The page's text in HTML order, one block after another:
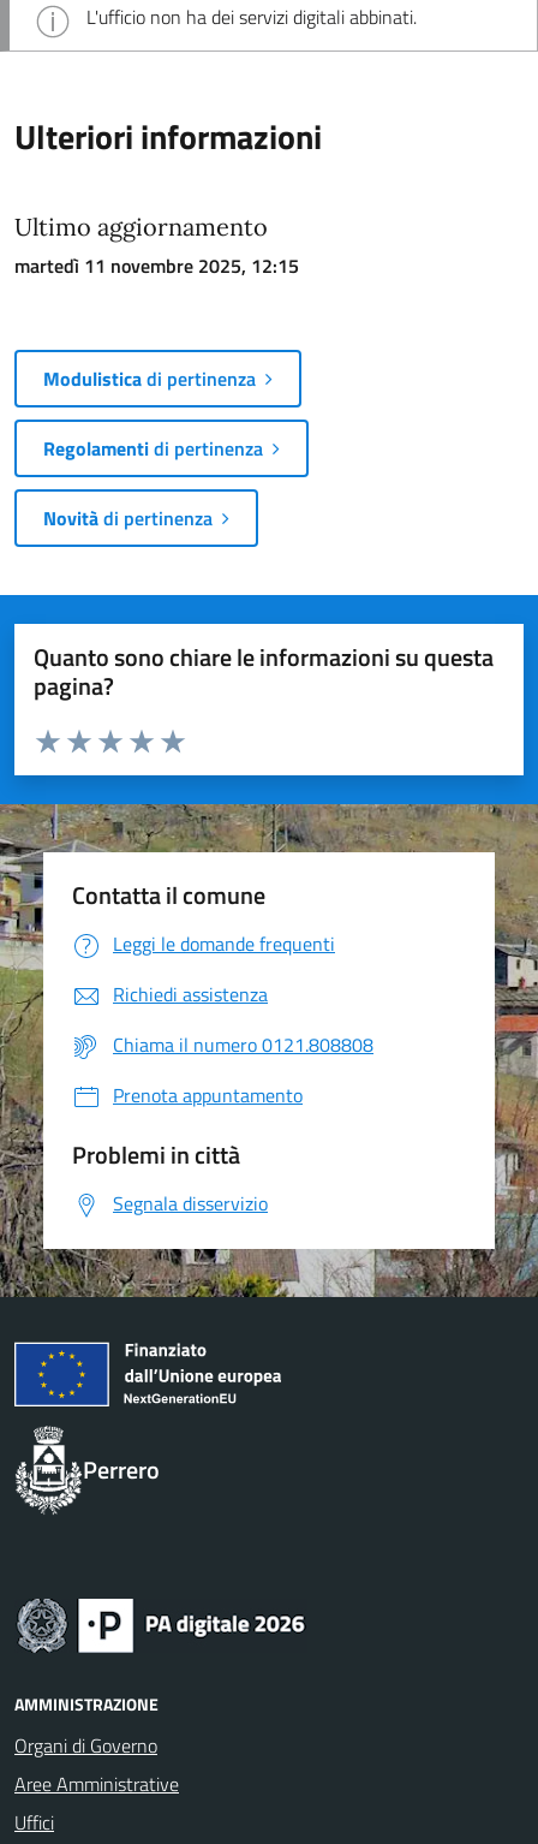
L'ufficio non ha dei servizi digitali abbinati.
Ulteriori informazioni
Ultimo aggiornamento
martedì 11 novembre 2025, 12:15
Modulisticadi pertinenza
Regolamentidi pertinenza
Novitàdi pertinenza
Quanto sono chiare le informazioni su questa
pagina?
Valuta da 1 a 5 stelle la pagina
Valuta 5 stelle su 5
Valuta 4 stelle su 5
Valuta 3 stelle su 5
Valuta 2 stelle su 5
Valuta 1 stelle su 5
Contatta il comune
Leggi le domande frequenti
Richiedi assistenza
Chiama il numero 0121.808808
Prenota appuntamento
Problemi in città
Segnala disservizio
Perrero
AMMINISTRAZIONE
Organi di Governo
Aree Amministrative
Uffici